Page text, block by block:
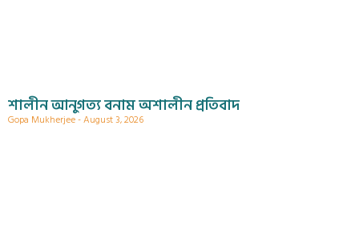
শালীন আনুগত্য বনাম অশালীন প্রতিবাদ
Gopa Mukherjee August 3, 2026